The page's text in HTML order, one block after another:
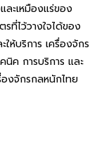
ละเหมืองแร่ของ
ที่ไว้วางใจได้ของ
ห้บริการ เครื่องจักร
นิค การบริการ และ
องจักรกลหนักไทย